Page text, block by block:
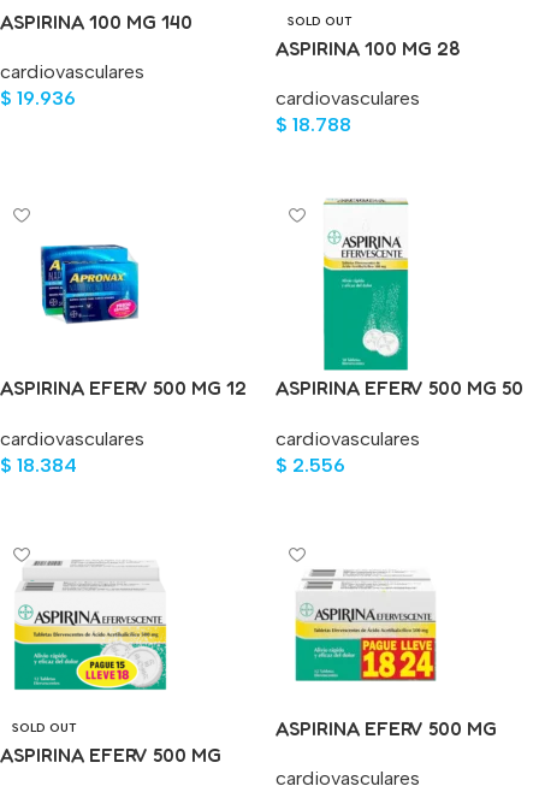
ASPIRINA 100 MG 140
cardiovasculares
$ 19.936
SOLD OUT
ASPIRINA 100 MG 28
cardiovasculares
$ 18.788
ASPIRINA EFERV 500 MG 12
cardiovasculares
$ 18.384
ASPIRINA EFERV 500 MG 50
cardiovasculares
$ 2.556
SOLD OUT
ASPIRINA EFERV 500 MG
ASPIRINA EFERV 500 MG
cardiovasculares